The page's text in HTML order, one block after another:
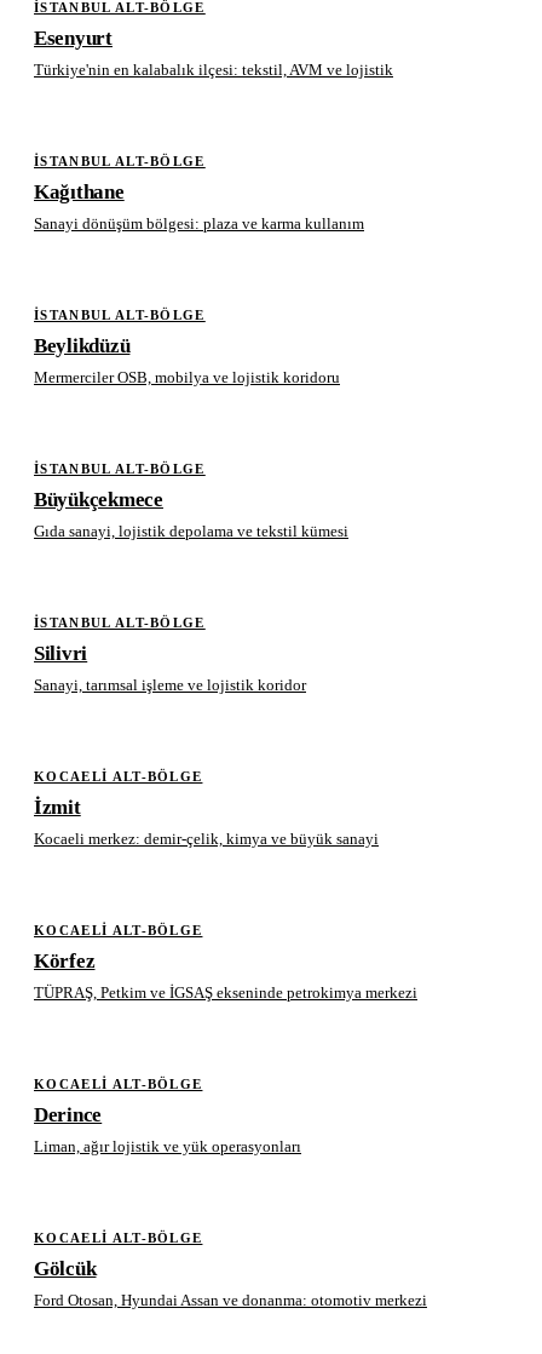
İSTANBUL ALT-BÖLGE
Esenyurt
Türkiye'nin en kalabalık ilçesi: tekstil, AVM ve lojistik
İSTANBUL ALT-BÖLGE
Kağıthane
Sanayi dönüşüm bölgesi: plaza ve karma kullanım
İSTANBUL ALT-BÖLGE
Beylikdüzü
Mermerciler OSB, mobilya ve lojistik koridoru
İSTANBUL ALT-BÖLGE
Büyükçekmece
Gıda sanayi, lojistik depolama ve tekstil kümesi
İSTANBUL ALT-BÖLGE
Silivri
Sanayi, tarımsal işleme ve lojistik koridor
KOCAELI ALT-BÖLGE
İzmit
Kocaeli merkez: demir-çelik, kimya ve büyük sanayi
KOCAELI ALT-BÖLGE
Körfez
TÜPRAŞ, Petkim ve İGSAŞ ekseninde petrokimya merkezi
KOCAELI ALT-BÖLGE
Derince
Liman, ağır lojistik ve yük operasyonları
KOCAELI ALT-BÖLGE
Gölcük
Ford Otosan, Hyundai Assan ve donanma: otomotiv merkezi